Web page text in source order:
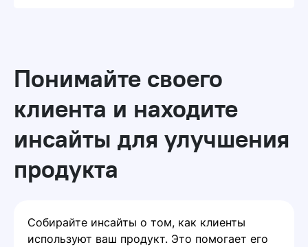
Понимайте своего
клиента и находите
инсайты для улучшения
продукта
Собирайте инсайты о том, как клиенты
используют ваш продукт. Это помогает его